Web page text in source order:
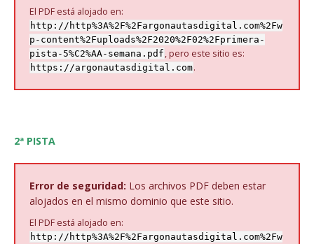
El PDF está alojado en:
http://http%3A%2F%2Fargonautasdigital.com%2Fw
p-content%2Fuploads%2F2020%2F02%2Fprimera-
pista-5%C2%AA-semana.pdf , pero este sitio es:
https://argonautasdigital.com.
2ª PISTA
Error de seguridad: Los archivos PDF deben estar
alojados en el mismo dominio que este sitio.
El PDF está alojado en:
http://http%3A%2F%2Fargonautasdigital.com%2Fw